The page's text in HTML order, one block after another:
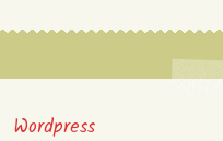
Wordpress